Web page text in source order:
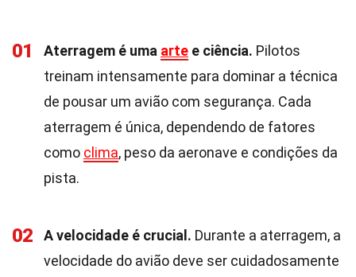
01 Aterragem é uma arte e ciência. Pilotos
treinam intensamente para dominar a técnica
de pousar um avião com segurança. Cada
aterragem é única, dependendo de fatores
como clima, peso da aeronave e condições da
pista.
02 A velocidade é crucial. Durante a aterragem, a
velocidade do avião deve ser cuidadosamente